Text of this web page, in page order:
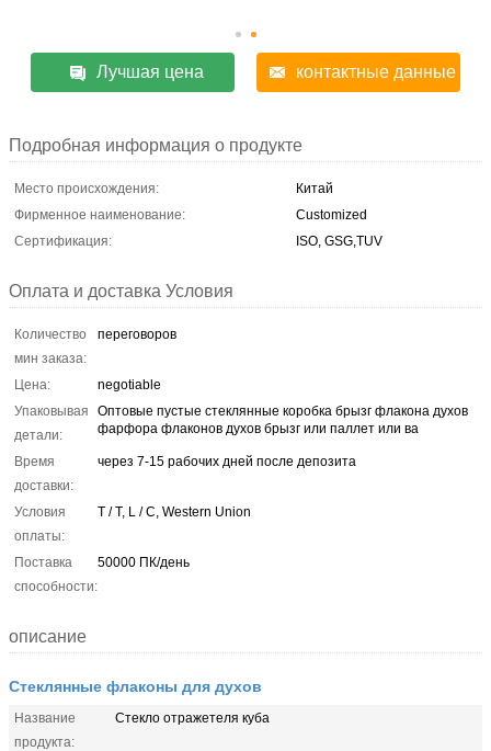
Лучшая цена контактные данные
Подробная информация о продукте
Место происхождения:
Китай
Фирменное наименование:
Customized
Сертификация:
ISO, GSG,TUV
Оплата и доставка Условия
Количество
мин заказа:
переговоров
Цена:
negotiable
Упаковывая
детали:
Оптовые пустые стеклянные коробка брызг флакона духов
фарфора флаконов духов брызг или паллет или ва
Время
доставки:
через 7-15 рабочих дней после депозита
Условия
оплаты:
T / T, L / C, Western Union
Поставка
способности:
50000 ПК/день
описание
Стеклянные флаконы для духов
Название
продукта:
Стекло отражетеля куба